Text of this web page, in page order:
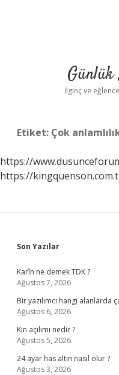
Günlük
İlginç ve
Etiket: Çok
https://
https://
Sidebar
Son Yazılar
Karîn ne demek TDK ?
Ağustos 7, 2026
Bir yazılımcı hangi alanlarda
Ağustos 6, 2026
Kin açılımı nedir ?
Ağustos 5, 2026
24 ayar has altın nasıl olur ?
Ağustos 3, 2026